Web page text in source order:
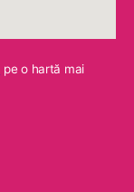
pe o hartă mai